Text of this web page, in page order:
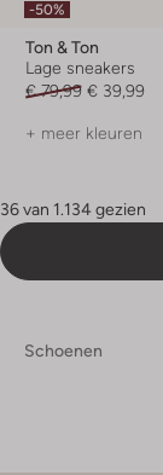
-50%
Ton & Ton
Lage sneakers
€ 79,99 € 39,99
+ meer kleuren
36 van 1.134 gezien
Schoenen